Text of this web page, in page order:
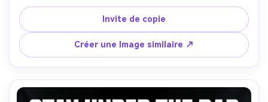
mur en béton grain, éclairage latéral créant des ombres
dures, titre: "POWER THROUGH", sous-texte: "Explosez.
Contrôlez. Répétez.", typographie robuste avec texture,
haute résolution, Sony A7IV, 24-70mm à 50mm,
disposition d'affiche verticale avec marge de bordure- -ar
4:5
Invite de copie
Créer une Image similaire ↗